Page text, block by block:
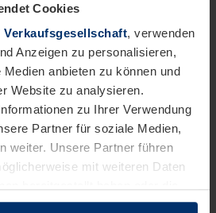
Cookies
Verkaufsgesellschaft, verwenden
Anzeigen zu personalisieren,
anbieten zu können und
Website zu analysieren.
zu Ihrer Verwendung
Partner für soziale Medien,
weiter. Unsere Partner führen
mit weiteren Daten
der Dienste gesammelt